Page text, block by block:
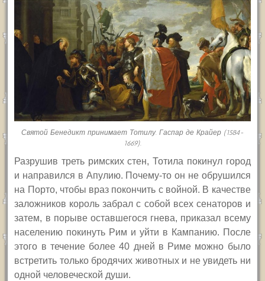
Святой Бенедикт принимает Тотилу. Гаспар де Крайер (1584-
1669).
Разрушив треть римских стен, Тотила покинул город
и направился в Апулию. Почему-то он не обрушился
на Порто, чтобы враз покончить с войной. В качестве
заложников король забрал с собой всех сенаторов и
затем, в порыве оставшегося гнева, приказал всему
населению покинуть Рим и уйти в Кампанию. После
этого в течение более 40 дней в Риме можно было
встретить только бродячих животных и не увидеть ни
одной человеческой души.